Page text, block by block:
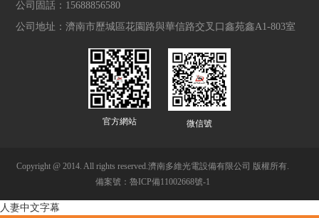
公司固話： 15688856580
公司地址：濟南市歷城區花園路與華信路交叉口鑫苑鑫A1-803室
官方網站 微信號
Copyright @ 2014. All rights reserved.濟南多維光電設備有限公司 版權所有.
備案號：魯ICP備11002668號-1
人妻中文字幕